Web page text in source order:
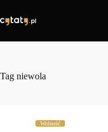
treści
Tag niewola
Wolność